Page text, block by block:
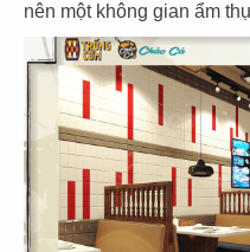
nên một không gian ẩm
45
THE COFFEE
CN Nguyễn Tri Phương